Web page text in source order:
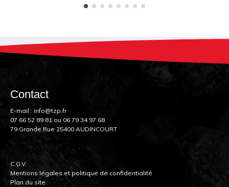
Contact
E-mail : info@tzp.fr
07 66 52 89 81 ou 06 79 34 97 68
79 Grande Rue 25400 AUDINCOURT
C.G.V.
Mentions légales et politique de confidentialité
Plan du site